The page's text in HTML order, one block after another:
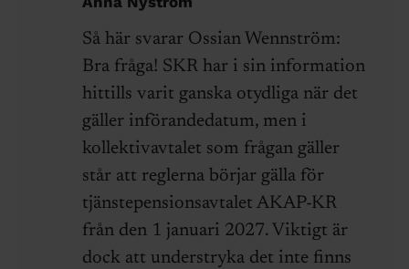
Så här svarar Ossian Wennström:
Bra fråga! SKR har i sin information
hittills varit ganska otydliga när det
gäller införandedatum, men i
kollektivavtalet som frågan gäller
står att reglerna börjar gälla för
tjänstepensionsavtalet AKAP-KR
från den 1 januari 2027. Viktigt är
dock att understryka det inte finns